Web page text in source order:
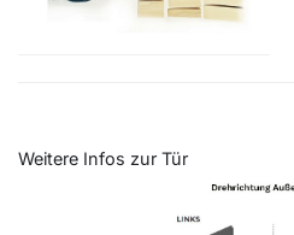
Weitere Infos zur Tür